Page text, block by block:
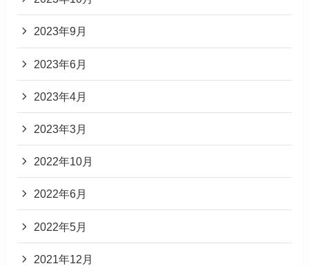
2023年9月
2023年6月
2023年4月
2023年3月
2022年10月
2022年6月
2022年5月
2021年12月